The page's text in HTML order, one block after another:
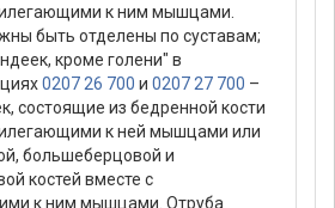
к ним мышцами.
быть отделены по суставам;
кроме голени" в
0207 26 700 и 0207 27 700 –
состоящие из бедренной кости
к ней мышцами или
большеберцовой и
костей вместе с
к ним мышцами. Отруба